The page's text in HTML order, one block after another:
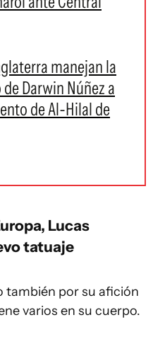
manejan la
Darwin Núñez a
de Al-Hilal de
Lucas
tatuaje
también por su afición
varios en su cuerpo.